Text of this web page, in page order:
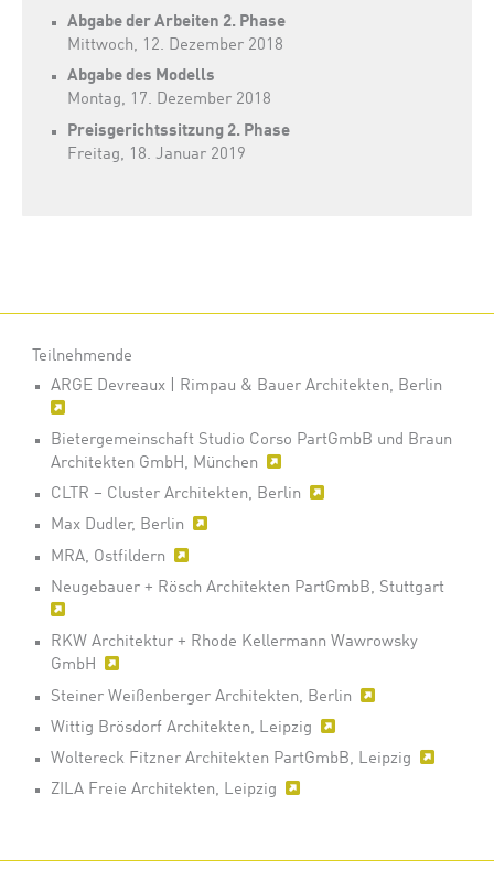
Abgabe der Arbeiten 2. Phase
Mittwoch, 12. Dezember 2018
Abgabe des Modells
Montag, 17. Dezember 2018
Preisgerichtssitzung 2. Phase
Freitag, 18. Januar 2019
Teilnehmende
ARGE Devreaux | Rimpau & Bauer Architekten, Berlin
Bietergemeinschaft Studio Corso PartGmbB und Braun
Architekten GmbH, München
CLTR – Cluster Architekten, Berlin
Max Dudler, Berlin
MRA, Ostfildern
Neugebauer + Rösch Architekten PartGmbB, Stuttgart
RKW Architektur + Rhode Kellermann Wawrowsky
GmbH
Steiner Weißenberger Architekten, Berlin
Wittig Brösdorf Architekten, Leipzig
Woltereck Fitzner Architekten PartGmbB, Leipzig
ZILA Freie Architekten, Leipzig